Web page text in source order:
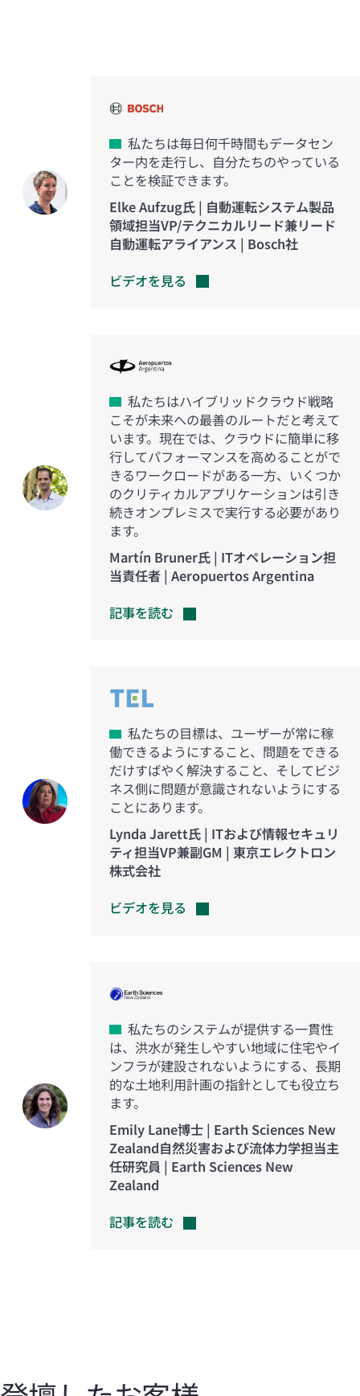
私たちは毎日何千時間もデータセン
ター内を走行し、自分たちのやっている
ことを検証できます。
Elke Aufzug氏 | 自動運転システム製品
領域担当VP/テクニカルリード兼リード
自動運転アライアンス | Bosch社
ビデオを見る
私たちはハイブリッドクラウド戦略
こそが未来への最善のルートだと考えて
います。現在では、クラウドに簡単に移
行してパフォーマンスを高めることがで
きるワークロードがある一方、いくつか
のクリティカルアプリケーションは引き
続きオンプレミスで実行する必要があり
ます。
Martín Bruner氏 | ITオペレーション担
当責任者 | Aeropuertos Argentina
記事を読む
私たちの目標は、ユーザーが常に稼
働できるようにすること、問題をできる
だけすばやく解決すること、そしてビジ
ネス側に問題が意識されないようにする
ことにあります。
Lynda Jarett氏 | ITおよび情報セキュリ
ティ担当VP兼副GM | 東京エレクトロン
株式会社
ビデオを見る
私たちのシステムが提供する一貫性
は、洪水が発生しやすい地域に住宅やイ
ンフラが建設されないようにする、長期
的な土地利用計画の指針としても役立ち
ます。
Emily Lane博士 | Earth Sciences New
Zealand自然災害および流体力学担当主
任研究員 | Earth Sciences New
Zealand
記事を読む